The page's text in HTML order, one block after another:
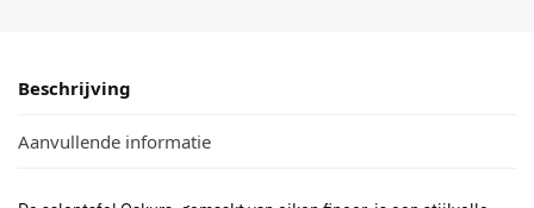
Beschrijving
Aanvullende informatie